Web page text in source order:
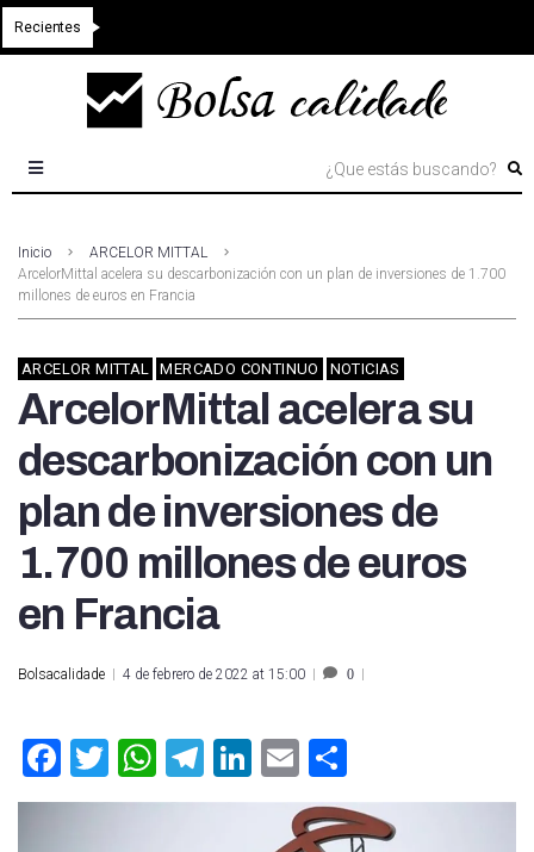
Recientes
Inicio
ARCELOR MITTAL
ArcelorMittal acelera su descarbonización con un plan de inversiones de 1.700
millones de euros en Francia
ARCELOR MITTAL MERCADO CONTINUO NOTICIAS
ArcelorMittal acelera su
descarbonización con un
plan de inversiones de
1.700 millones de euros
en Francia
Bolsacalidade 4 de febrero de 2022 at 15:00 0
Facebook
Twitter
WhatsApp
Telegram
LinkedIn
Email